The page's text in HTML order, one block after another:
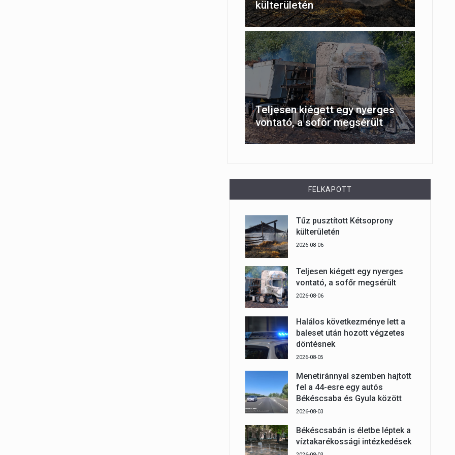
külterületén
Teljesen kiégett egy nyerges
vontató, a sofőr megsérült
FELKAPOTT
Tűz pusztított Kétsoprony
külterületén
2026-08-06
Teljesen kiégett egy nyerges
vontató, a sofőr megsérült
2026-08-06
Halálos következménye lett a
baleset után hozott végzetes
döntésnek
2026-08-05
Menetiránnyal szemben hajtott
fel a 44-esre egy autós
Békéscsaba és Gyula között
2026-08-03
Békéscsabán is életbe léptek a
víztakarékossági intézkedések